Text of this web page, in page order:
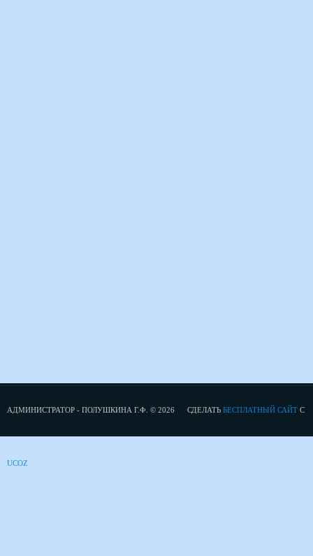
АДМИНИСТРАТОР - ПОЛУШКИНА Г.Ф. © 2026 СДЕЛАТЬ БЕСПЛАТНЫЙ САЙТ С
UCOZ